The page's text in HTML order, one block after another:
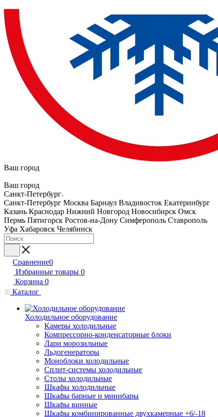
Ваш город
Ваш город
Санкт-Петербург
Санкт-Петербург Москва Барнаул Владивосток Екатеринбург
Казань Краснодар Нижний Новгород Новосибирск Омск
Пермь Пятигорск Ростов-на-Дону Симферополь Ставрополь
Уфа Хабаровск Челябинск
Сравнение0
Избранные товары 0
Корзина 0
Каталог
Холодильное оборудование
Камеры холодильные
Компрессорно-конденсаторные блоки
Лари морозильные
Льдогенераторы
Моноблоки холодильные
Сплит-системы холодильные
Столы холодильные
Шкафы холодильные
Шкафы барные и минибары
Шкафы винные
Шкафы комбинированные двухкамерные +6/-18